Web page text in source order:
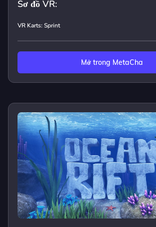
Sơ đồ VR:
VR Karts: Sprint
Mở trong MetaCha